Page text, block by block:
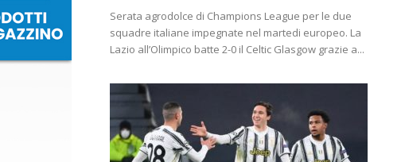
Serata agrodolce di Champions League per le due
squadre italiane impegnate nel martedi europeo. La
Lazio all’Olimpico batte 2-0 il Celtic Glasgow grazie a...